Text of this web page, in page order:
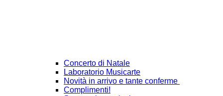
Concerto di Natale
Laboratorio Musicarte
Novità in arrivo e tante conferme
Complimenti!